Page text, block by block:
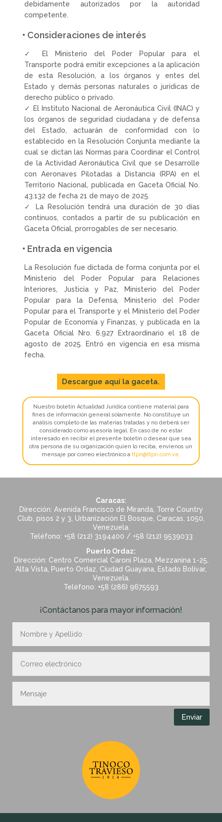
debidamente autorizados por la autoridad
competente.
• Consideraciones de interés
✓ El Ministerio del Poder Popular para el
Transporte podrá emitir excepciones a la aplicación
de esta Resolución, a los órganos y entes del
Estado y demás personas naturales o jurídicas de
derecho público o privado.
✓ El Instituto Nacional de Aeronáutica Civil (INAC) y
los órganos de seguridad ciudadana y de defensa
del Estado, actuarán de conformidad con lo
establecido en la Resolución Conjunta mediante la
cual se dictan las Normas para Coordinar el Control
de la Actividad Aeronáutica Civil que se Desarrolle
con Aeronaves Pilotadas a Distancia (RPA) en el
Territorio Nacional, publicada en Gaceta Oficial No.
43.132 de fecha 21 de mayo de 2025.
✓ La Resolución tendrá una duración de 30 días
continuos, contados a partir de su publicación en
Gaceta Oficial, prorrogables de ser necesario.
• Entrada en vigencia
La Resolución fue dictada de forma conjunta por el
Ministerio del Poder Popular para Relaciones
Interiores, Justicia y Paz, Ministerio del Poder
Popular para la Defensa, Ministerio del Poder
Popular para el Transporte y el Ministerio del Poder
Popular de Economía y Finanzas, y publicada en la
Gaceta Oficial Nro. 6.927 Extraordinario el 18 de
agosto de 2025. Entró en vigencia en esa misma
fecha.
Descargue aquí la gaceta.
Nuestro boletín Actualidad Jurídica contiene material para
fines de información general solamente. No constituye un
análisis completo de las materias tratadas y no deberá ser
considerado como asesoría legal. En caso de no estar
interesado en recibir el presente boletín o desear que sea
otra persona de su organización quien lo reciba, envíenos un
mensaje por correo electrónico a ttpn@ttpn.com.ve.
Caracas:
Dirección: Avenida Francisco de Miranda, Torre Country
Club, pisos 2 y 3, Urbanización El Bosque, Caracas, 1050,
Venezuela.
Teléfono: +58 (212) 3194400 / +58 (212) 9539033
Puerto Ordaz:
Dirección: Centro Comercial Caroní Plaza, Mezzanina 1-25,
Alta Vista, Puerto Ordaz, Ciudad Guayana, Estado Bolívar,
Venezuela.
Teléfono: +58 (286) 9675593
¡Contáctanos para mayor información!
Enviar